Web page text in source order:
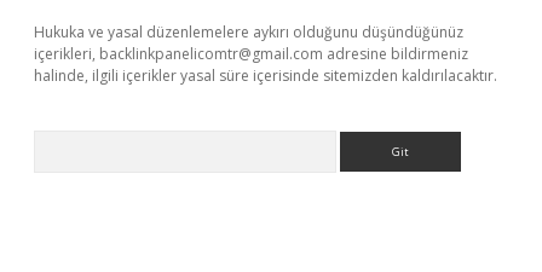
Hukuka ve yasal düzenlemelere aykırı olduğunu düşündüğünüz
içerikleri, backlinkpanelicomtr@gmail.com adresine bildirmeniz
halinde, ilgili içerikler yasal süre içerisinde sitemizden kaldırılacaktır.